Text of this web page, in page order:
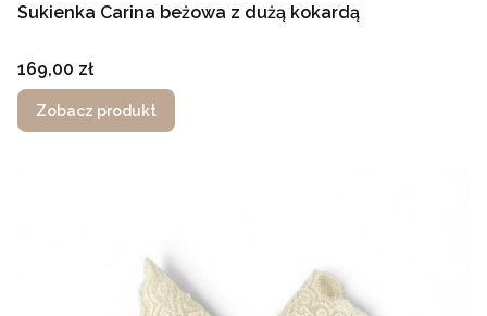
Sukienka Carina beżowa z dużą kokardą
Cena
169,00 zł
Zobacz produkt